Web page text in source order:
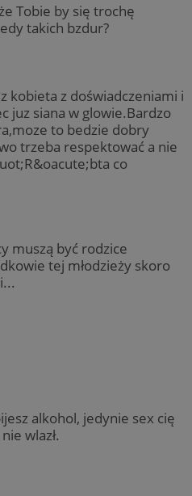
Tobie by się trochę
takich bzdur?
kobieta z doświadczeniami i
juz siana w glowie.Bardzo
to bedzie dobry
trzeba respektować a nie
co
muszą być rodzice
tej młodzieży skoro
alkohol, jedynie sex cię
wlazł.